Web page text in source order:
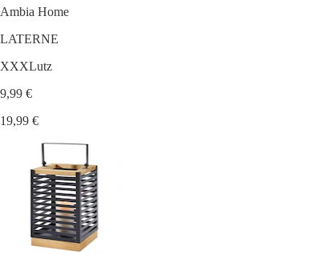
Ambia Home
LATERNE
XXXLutz
9,99 €
19,99 €